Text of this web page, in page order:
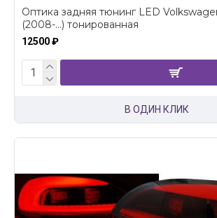
Оптика задняя тюнинг LED
(2008-...) тонированная
12500 ₽
В ОДИН КЛИК